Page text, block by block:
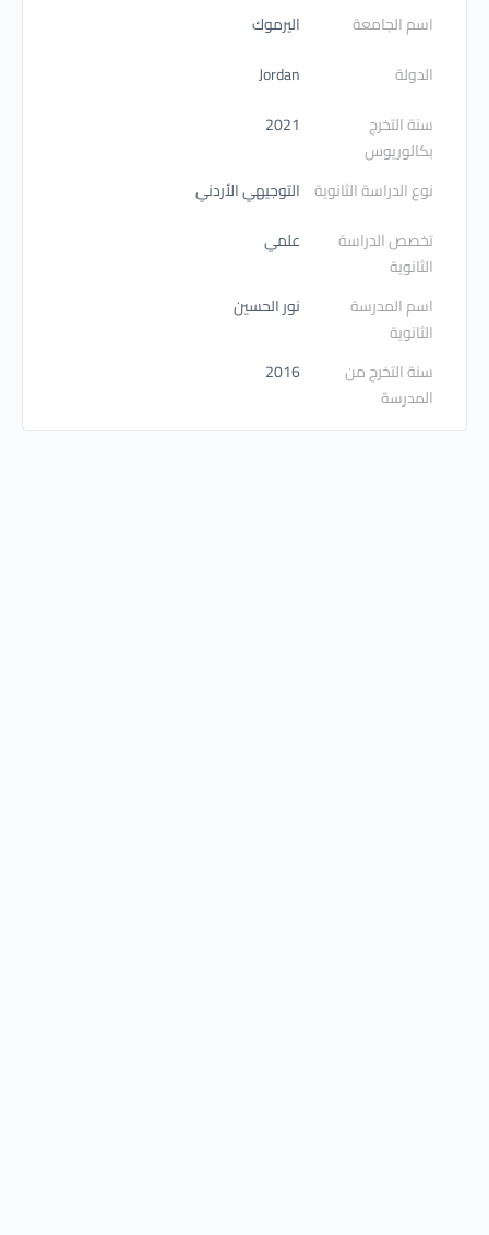
اسم الجامعة
اليرموك
الدولة
Jordan
سنة التخرج
بكالوريوس
2021
نوع الدراسة الثانوية التوجيهي الأردني
تخصص الدراسة
الثانوية
علمي
اسم المدرسة
الثانوية
نور الحسين
سنة التخرج من
المدرسة
2016